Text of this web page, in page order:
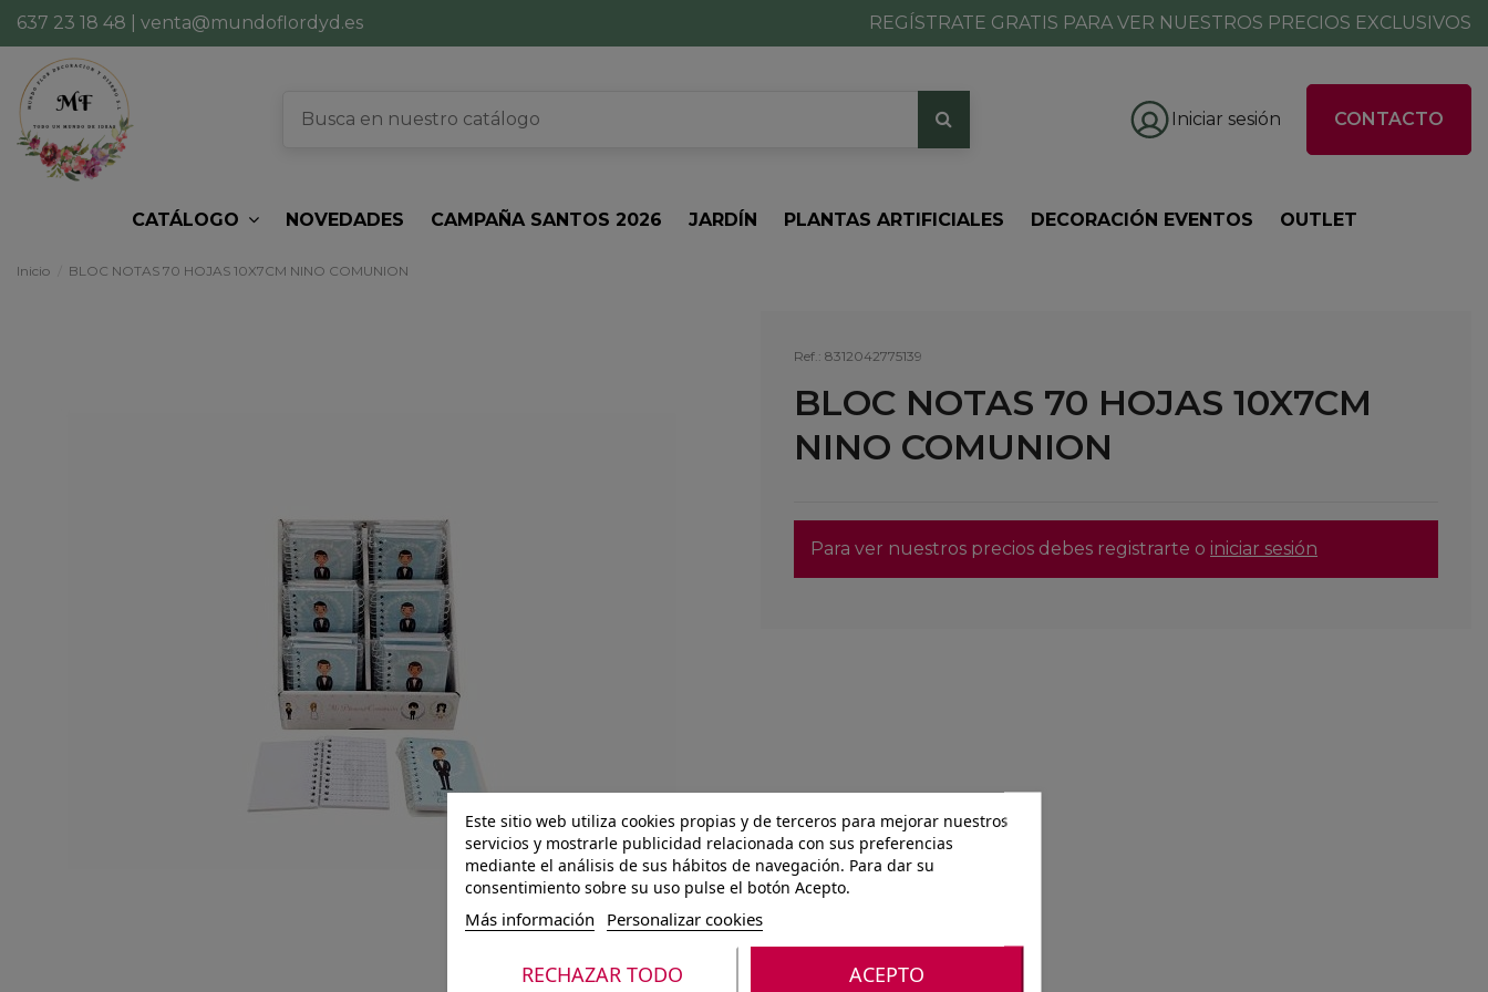
637 23 18 48 venta@mundoflordyd.es REGÍSTRATE GRATIS PARA VER NUESTROS PRECIOS EXCLUSIVOS
Iniciar sesión CONTACTO
CATÁLOGO NOVEDADES CAMPAÑA SANTOS 2026 JARDÍN PLANTAS ARTIFICIALES DECORACIÓN EVENTOS OUTLET
Inicio BLOC NOTAS 70 HOJAS 10X7CM NINO COMUNION
Ref.: 8312042775139
BLOC NOTAS 70 HOJAS 10X7CM
NINO COMUNION
Para ver nuestros precios debes registrarte o iniciar sesión
Este sitio web utiliza cookies propias y de terceros para mejorar nuestros
servicios y mostrarle publicidad relacionada con sus preferencias
mediante el análisis de sus hábitos de navegación. Para dar su
consentimiento sobre su uso pulse el botón Acepto.
Más información Personalizar cookies
RECHAZAR TODO ACEPTO